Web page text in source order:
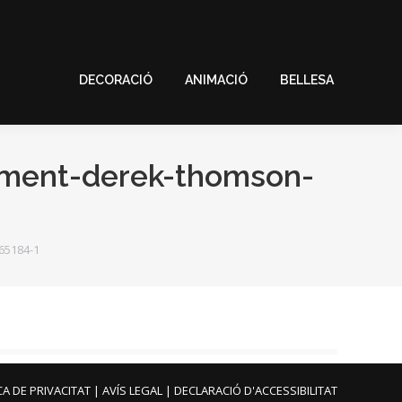
DECORACIÓ ANIMACIÓ BELLESA
derek-thomson-
1
DE PRIVACITAT | AVÍS LEGAL | DECLARACIÓ D'ACCESSIBILITAT